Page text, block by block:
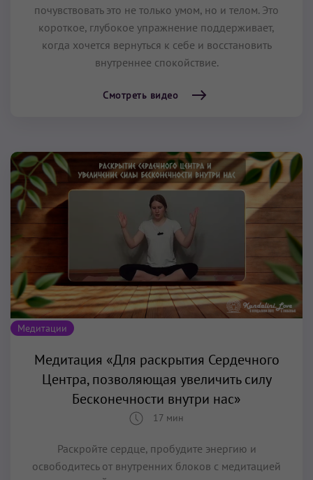
почувствовать это не только умом, но и телом. Это
короткое, глубокое упражнение поддерживает,
когда хочется вернуться к себе и восстановить
внутреннее спокойствие.
Смотреть видео
Медитации
Медитация «Для раскрытия Сердечного
Центра, позволяющая увеличить силу
Бесконечности внутри нас»
17 мин
Раскройте сердце, пробудите энергию и
освободитесь от внутренних блоков с медитацией